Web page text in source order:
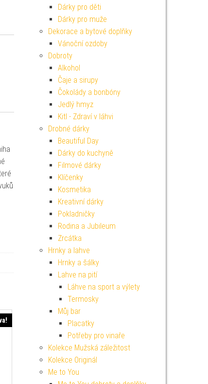
Dárky pro děti
Dárky pro muže
Dekorace a bytové doplňky
Vánoční ozdoby
Dobroty
Alkohol
Čaje a sirupy
Čokolády a bonbóny
Jedlý hmyz
Kitl - Zdraví v láhvi
Drobné dárky
Beautiful Day
Dárky do kuchyně
Filmové dárky
Klíčenky
Kosmetika
Kreativní dárky
Pokladničky
Rodina a Jubileum
Zrcátka
Hrnky a lahve
Hrnky a šálky
Lahve na pití
Láhve na sport a výlety
Termosky
Můj bar
Placatky
Potřeby pro vinaře
Kolekce Mužská záležitost
Kolekce Originál
Me to You